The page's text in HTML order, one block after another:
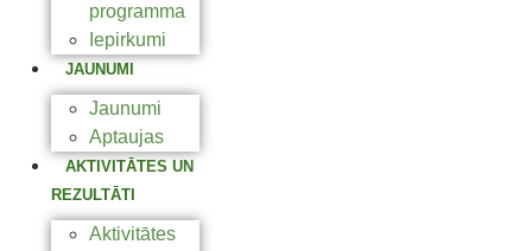
programma
Iepirkumi
JAUNUMI
Jaunumi
Aptaujas
AKTIVITĀTES UN
REZULTĀTI
Aktivitātes